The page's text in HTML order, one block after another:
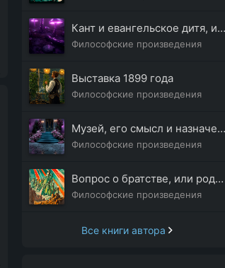
Кант и евангельское дитя, или Сын человеческий
Философские произведения
Выставка 1899 года
Философские произведения
Музей, его смысл и назначение
Философские произведения
Вопрос о братстве, или родстве, о причинах небратского
Философские произведения
Все книги автора